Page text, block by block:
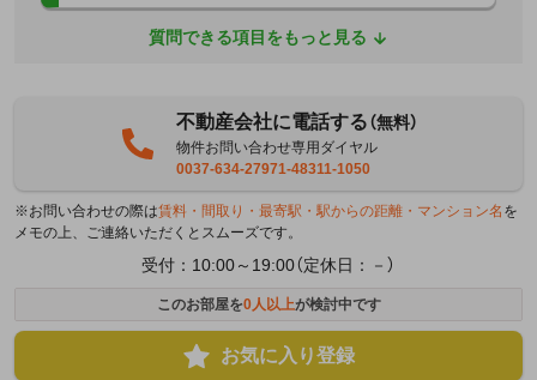
質問できる項目をもっと見る
不動産会社に電話する（無料）
物件お問い合わせ専用ダイヤル
0037-634-27971-48311-1050
※お問い合わせの際は賃料・間取り・最寄駅・駅からの距離・マンション名 を
メモの上、ご連絡いただくとスムーズです。
受付：10:00～19:00（定休日：－）
このお部屋を0人以上が検討中です
お気に入り登録